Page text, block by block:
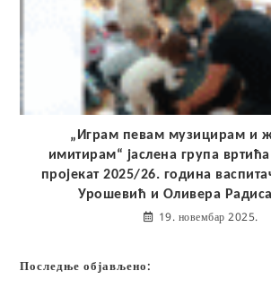
„Играм певам музицирам и
имитирам“ јаслена група
пројекат 2025/26. година
Урошевић и Оливера
19. новембар 2025.
Последње објављено: